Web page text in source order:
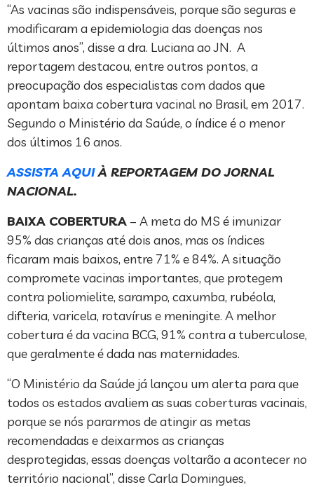
“As vacinas são indispensáveis, porque são seguras e
modificaram a epidemiologia das doenças nos
últimos anos”, disse a dra. Luciana ao JN. A
reportagem destacou, entre outros pontos, a
preocupação dos especialistas com dados que
apontam baixa cobertura vacinal no Brasil, em 2017.
Segundo o Ministério da Saúde, o índice é o menor
dos últimos 16 anos.
ASSISTA AQUIÀ REPORTAGEM DO JORNAL
NACIONAL.
BAIXA COBERTURA – A meta do MS é imunizar
95% das crianças até dois anos, mas os índices
ficaram mais baixos, entre 71% e 84%. A situação
compromete vacinas importantes, que protegem
contra poliomielite, sarampo, caxumba, rubéola,
difteria, varicela, rotavírus e meningite. A melhor
cobertura é da vacina BCG, 91% contra a tuberculose,
que geralmente é dada nas maternidades.
“O Ministério da Saúde já lançou um alerta para que
todos os estados avaliem as suas coberturas vacinais,
porque se nós pararmos de atingir as metas
recomendadas e deixarmos as crianças
desprotegidas, essas doenças voltarão a acontecer no
território nacional”, disse Carla Domingues,